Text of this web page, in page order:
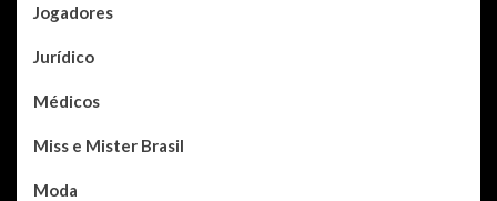
Jogadores
Jurídico
Médicos
Miss e Mister Brasil
Moda